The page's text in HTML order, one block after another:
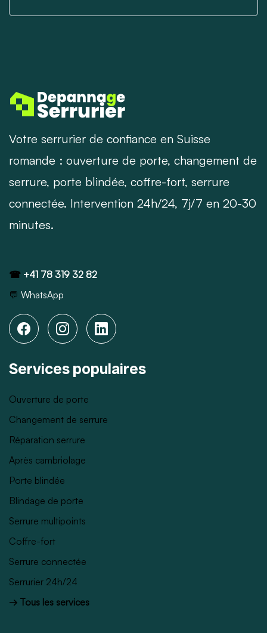
Votre serrurier de confiance en Suisse
romande : ouverture de porte, changement de
serrure, porte blindée, coffre-fort, serrure
connectée. Intervention 24h/24, 7j/7 en 20-30
minutes.
☎ +41 78 319 32 82
💬 WhatsApp
Services populaires
Ouverture de porte
Changement de serrure
Réparation serrure
Après cambriolage
Porte blindée
Blindage de porte
Serrure multipoints
Coffre-fort
Serrure connectée
Serrurier 24h/24
→ Tous les services